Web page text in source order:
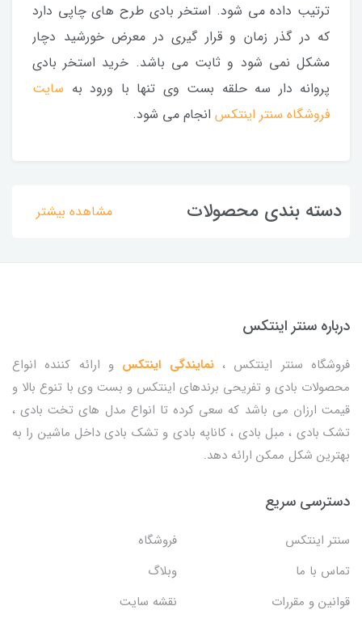
ترتیب داده می شود. استخر بادی طرح های چاپی دارد
که در گذر زمان و قرار گیری در معرض خورشید دچار
مشکل نمی شود و ثابت می باشد. خرید استخر بادی
پروانه دار سه حلقه بست وی تنها با ورود به سایت
فروشگاه سنتر اینتکس انجام می شود.
دسته بندی محصولات مشاهده بیشتر
درباره سنتر اینتکس
فروشگاه سنتر اینتکس ،نمایندگی اینتکس و ارائه کننده انواع
محصولات بادی و تفریحی برندهای اینتکس و بست وی با تنوع بالا و
قیمت ارزان می باشد که سعی کرده تا انواع مدل های تخت بادی ،
تشک بادی ، مبل بادی ، کاناپه بادی و تشک بادی داخل ماشین را به
بهترین شکل ممکن ارائه دهد.
دسترسی سریع
سنتر اینتکس
فروشگاه
تماس با ما
وبلاگ
قوانین و مقررات
نقشه سایت